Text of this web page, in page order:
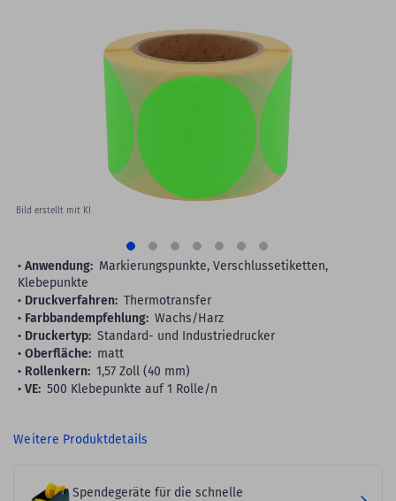
Bild erstellt mit KI
Anwendung: Markierungspunkte, Verschlussetiketten,
Klebepunkte
Druckverfahren: Thermotransfer
Farbbandempfehlung: Wachs/Harz
Druckertyp: Standard- und Industriedrucker
Oberfläche: matt
Rollenkern: 1,57 Zoll (40 mm)
VE: 500 Klebepunkte auf 1 Rolle/n
Weitere Produktdetails
Spendegeräte für die schnelle